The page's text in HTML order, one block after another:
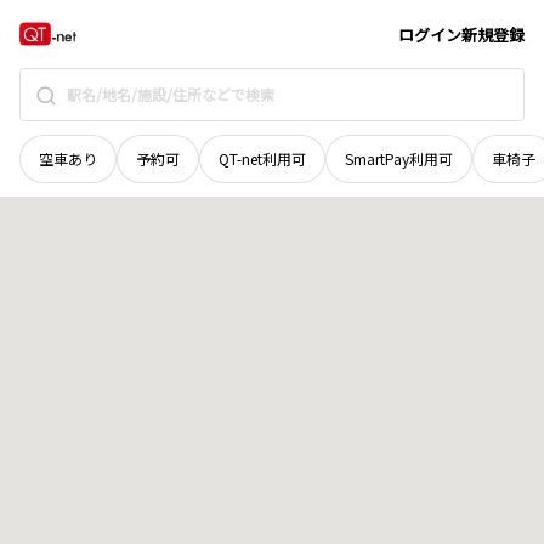
ログイン新規登録
空車あり 予約可 QT-net利用可 SmartPay利用可 車椅子
宮城県